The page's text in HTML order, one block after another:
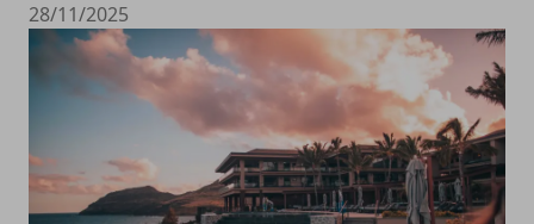
28/11/2025